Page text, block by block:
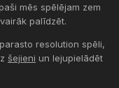
mēs spēlējam zem
palīdzēt.
resolution spēli,
šejieni un lejupielādēt